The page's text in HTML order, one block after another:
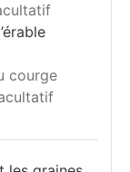
courge